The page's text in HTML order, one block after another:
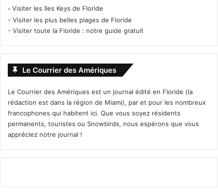
- Visiter les îles Keys de Floride
- Visiter les plus belles plages de Floride
- Visiter toute la Floride : notre guide gratuit
Le Courrier des Amériques
Le Courrier des Amériques est un journal édité en Floride (la
rédaction est dans la région de Miami), par et pour les nombreux
francophones qui habitent ici. Que vous soyez résidents
permanents, touristes ou Snowbirds, nous espérons que vous
appréciez notre journal !